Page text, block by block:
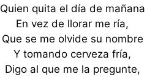
Quien quita el día de mañana
En vez de llorar me ría,
Que se me olvide su nombre
Y tomando cerveza fría,
Digo al que me la pregunte,